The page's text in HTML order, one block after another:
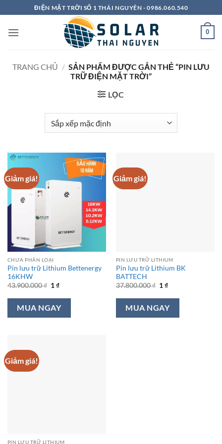
qua
nội
ĐIỆN MẶT TRỜI SỐ 1 THÁI NGUYÊN - 0986.060.540
0
TRANG CHỦ / SẢN PHẨM ĐƯỢC GẮN THẺ “PIN LƯU
TRỮ ĐIỆN MẶT TRỜI”
LỌC
Giảm giá!
CHƯA PHÂN LOẠI
Pin lưu trữ Lithium Bettenergy
16KHW
43.900.000₫ Giá
là:
43.900.000 ₫.
1₫Giá
tại
là:
1 ₫.
MUA NGAY
Giảm giá!
PIN LƯU TRỮ LITHIUM
Pin lưu trữ Lithium BK
BATTECH
37.800.000₫ Giá
là:
37.800.000 ₫.
1₫Giá
tại
là:
1 ₫.
MUA NGAY
Giảm giá!
PIN LƯU TRỮ LITHIUM